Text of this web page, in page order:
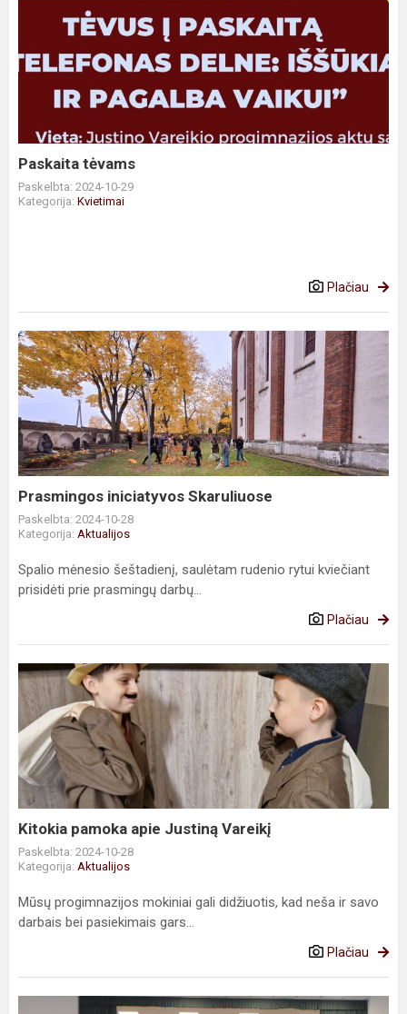
Paskaita tėvams
Paskelbta: 2024-10-29
Kategorija: Kvietimai
Plačiau
Prasmingos
iniciatyvos
Skaruliuose
Prasmingos iniciatyvos Skaruliuose
Paskelbta: 2024-10-28
Kategorija: Aktualijos
Spalio mėnesio šeštadienį, saulėtam rudenio rytui kviečiant
prisidėti prie prasmingų darbų...
Plačiau
Kitokia
pamoka
apie
Justiną
Vareikį
Kitokia pamoka apie Justiną Vareikį
Paskelbta: 2024-10-28
Kategorija: Aktualijos
Mūsų progimnazijos mokiniai gali didžiuotis, kad neša ir savo
darbais bei pasiekimais gars...
Plačiau